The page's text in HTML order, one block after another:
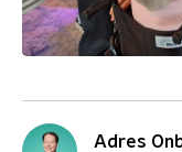
Adres